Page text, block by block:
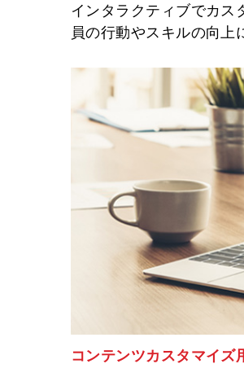
インタラクティブでカス
員の行動やスキルの向上
コンテンツカスタマイズ